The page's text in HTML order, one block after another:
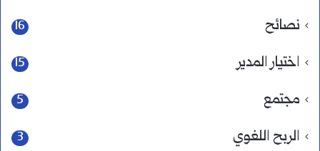
نصائح 16
اختيار المدير 15
مجتمع 5
الربح اللغوي 3